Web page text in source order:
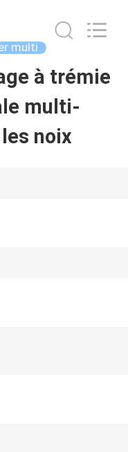
multi
à trémie
multi-
noix